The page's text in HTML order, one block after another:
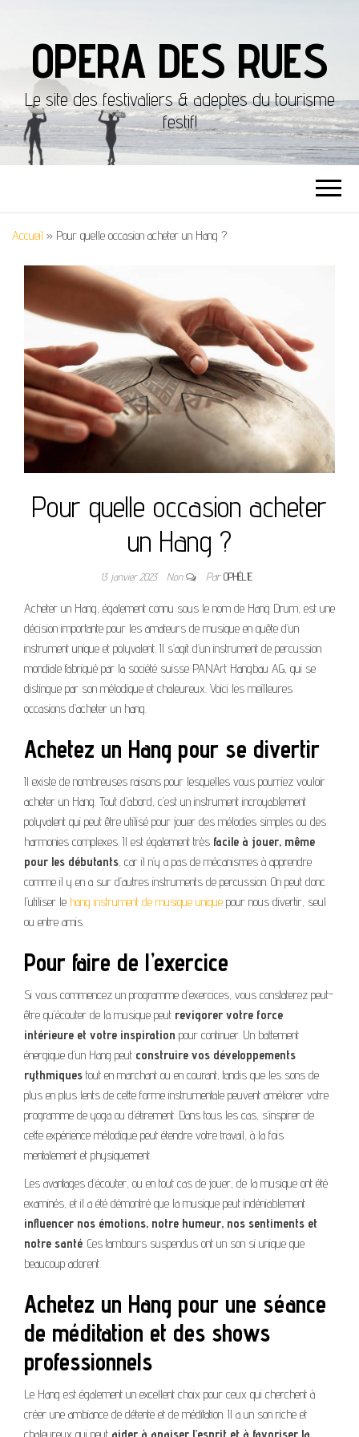
OPERA DES RUES
Le site des festivaliers & adeptes du tourisme
festif!
Accueil » Pour quelle occasion acheter un Hang ?
Pour quelle occasion acheter
un Hang ?
13 janvier 2023 Non ParOPHÉLIE
Acheter un Hang, également connu sous le nom de Hang Drum, est une
décision importante pour les amateurs de musique en quête d’un
instrument unique et polyvalent. Il s’agit d’un instrument de percussion
mondiale fabriqué par la société suisse PANArt Hangbau AG, qui se
distingue par son mélodique et chaleureux. Voici les meilleures
occasions d’acheter un hang.
Achetez un Hang pour se divertir
Il existe de nombreuses raisons pour lesquelles vous pourriez vouloir
acheter un Hang. Tout d’abord, c’est un instrument incroyablement
polyvalent qui peut être utilisé pour jouer des mélodies simples ou des
harmonies complexes. Il est également très facile à jouer, même
pour les débutants , car il n’y a pas de mécanismes à apprendre
comme il y en a sur d’autres instruments de percussion. On peut donc
l’utiliser le hang instrument de musique unique pour nous divertir, seul
ou entre amis.
Pour faire de l’exercice
Si vous commencez un programme d’exercices, vous constaterez peut-
être qu’écouter de la musique peut revigorer votre force
intérieure et votre inspiration pour continuer. Un battement
énergique d’un Hang peut construire vos développements
rythmiques tout en marchant ou en courant, tandis que les sons de
plus en plus lents de cette forme instrumentale peuvent améliorer votre
programme de yoga ou d’étirement. Dans tous les cas, s’inspirer de
cette expérience mélodique peut étendre votre travail, à la fois
mentalement et physiquement.
Les avantages d’écouter, ou en tout cas de jouer, de la musique ont été
examinés, et il a été démontré que la musique peut indéniablement
influencer nos émotions, notre humeur, nos sentiments et
notre santé . Ces tambours suspendus ont un son si unique que
beaucoup adorent.
Achetez un Hang pour une séance
de méditation et des shows
professionnels
Le Hang est également un excellent choix pour ceux qui cherchent à
créer une ambiance de détente et de méditation. Il a un son riche et
chaleureux qui peut aider à apaiser l’esprit et à favoriser la